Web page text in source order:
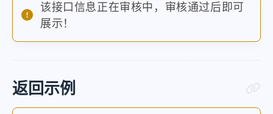
该接口信息正在审核中，审核通过后即可
展示！
返回示例